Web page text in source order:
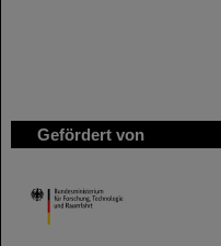
Gefördert von
HMWK